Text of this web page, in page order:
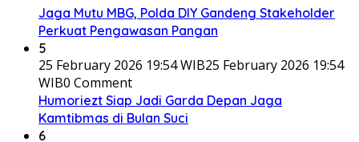
Jaga Mutu MBG, Polda DIY Gandeng Stakeholder
Perkuat Pengawasan Pangan
5
25 February 2026 19:54 WIB25 February 2026 19:54
WIB0 Comment
Humoriezt Siap Jadi Garda Depan Jaga
Kamtibmas di Bulan Suci
6